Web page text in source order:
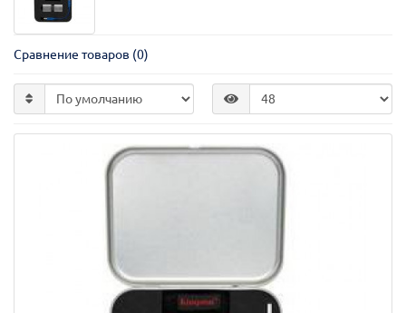
Сравнение товаров (0)